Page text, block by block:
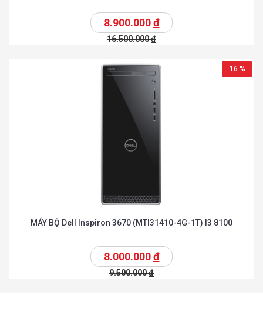
8.900.000đ
16.500.000đ
16 %
MÁY BỘ Dell Inspiron 3670 (MTI31410-4G-1T) I3 8100
8.000.000đ
9.500.000đ